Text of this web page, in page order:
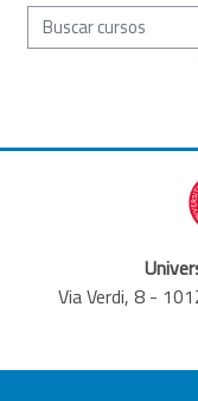
Buscar cursos
Via Verdi, 8 -